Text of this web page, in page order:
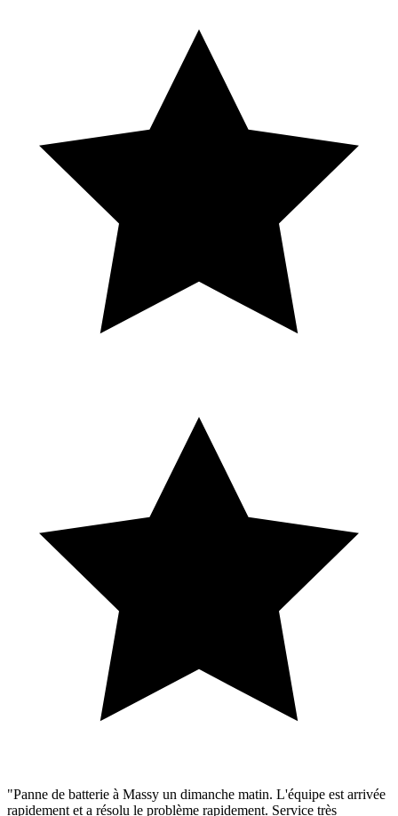
"Panne de batterie à Massy un dimanche matin. L'équipe est arrivée
rapidement et a résolu le problème rapidement. Service très